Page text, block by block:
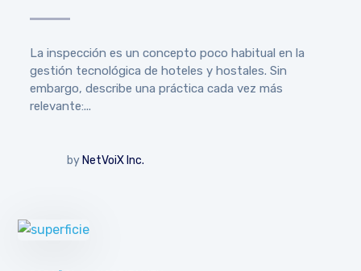
La inspección es un concepto poco habitual en la
gestión tecnológica de hoteles y hostales. Sin
embargo, describe una práctica cada vez más
relevante:...
by NetVoiX Inc.